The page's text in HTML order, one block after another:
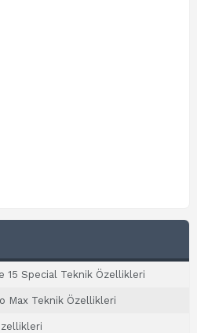
15 Special Teknik Özellikleri
Max Teknik Özellikleri